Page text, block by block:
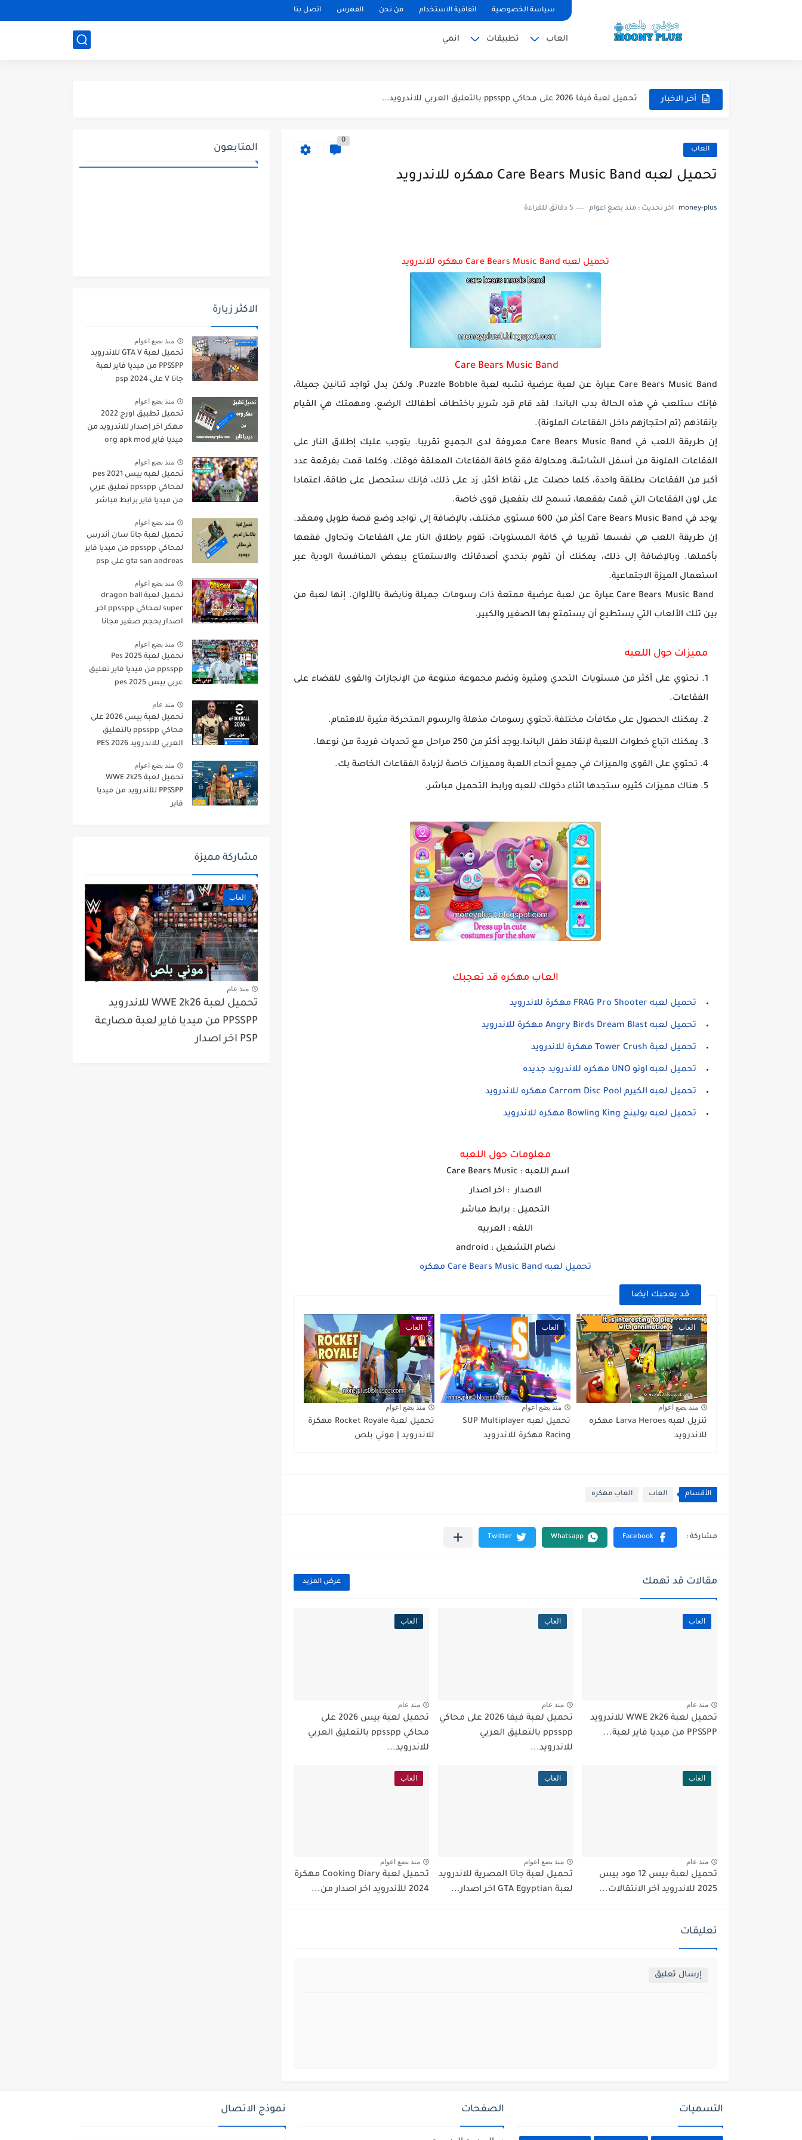
سياسة الخصوصية اتفاقية الاستخدام من نحن الفهرس اتصل بنا
العاب تطبيقات انمي
أخر الاخبار تحميل لعبة فيفا 2026 على محاكي ppsspp بالتعليق العربي للاندرويد...
تحميل لعبة Total Football مهكرة 2025 اخر اصدار للأندرويد لعبة...
تحميل لعبة جاتا GTA 4 IV مهكرة 2025 اخر اصدار...
تحميل لعبة جاتا فايس سيتي مهكرة لعبة GTA Vice City...
العاب
0
تحميل لعبه Care Bears Music Band مهكره للاندرويد
money-plus اخر تحديث : منذ بضع اعوام 5 دقائق للقراءة
تحميل لعبه Care Bears Music Band مهكره للاندرويد
Care Bears Music Band
Care Bears Music Band عبارة عن لعبة عرضية تشبه لعبة Puzzle Bobble. ولكن بدل تواجد تنانين جميلة،
فإنك ستلعب في هذه الحالة بدب الباندا. لقد قام قرد شرير باختطاف أطفالك الرضع، ومهمتك هي القيام
بإنقاذهم (تم احتجازهم داخل الفقاعات الملونة).
إن طريقة اللعب في Care Bears Music Band معروفة لدى الجميع تقريبا. يتوجب عليك إطلاق النار على
الفقاعات الملونة من أسفل الشاشة، ومحاولة فقع كافة الفقاعات المعلقة فوقك. وكلما قمت بفرقعة عدد
أكبر من الفقاعات بطلقة واحدة، كلما حصلت على نقاط أكثر. زد على ذلك، فإنك ستحصل على طاقة، اعتمادا
على لون الفقاعات التي قمت بفقعها، تسمح لك بتفعيل قوى خاصة.
يوجد في Care Bears Music Band أكثر من 600 مستوى مختلف، بالإضافة إلى تواجد وضع قصة طويل ومعقد.
إن طريقة اللعب هي نفسها تقريبا في كافة المستويات: تقوم بإطلاق النار على الفقاعات وتحاول فقعها
بأكملها. وبالإضافة إلى ذلك، يمكنك أن تقوم بتحدي أصدقائك والاستمتاع ببعض المنافسة الودية عبر
استعمال الميزة الاجتماعية.
Care Bears Music Band عبارة عن لعبة عرضية ممتعة ذات رسومات جميلة ونابضة بالألوان. إنها لعبة من
بين تلك الألعاب التي يستطيع أن يستمتع بها الصغير والكبير.
مميزات حول اللعبه
تحتوي على أكثر من مستويات التحدي ومثيرة وتضم مجموعة متنوعة من الإنجازات والقوى للقضاء على
الفقاعات.
يمكنك الحصول على مكافآت مختلفة.تحتوي رسومات مذهلة والرسوم المتحركة مثيرة للاهتمام.
يمكنك اتباع خطوات اللعبة لإنقاذ طفل الباندا.يوجد أكثر من 250 مراحل مع تحديات فريدة من نوعها.
تحتوي على القوى والميزات في جميع أنحاء اللعبة ومميزات خاصة لزيادة الفقاعات الخاصة بك.
هناك مميزات كثيره ستجدها اثناء دخولك للعبه ورابط التحميل مباشر.
العاب مهكره قد تعجبك
تحميل لعبه FRAG Pro Shooter مهكرة للاندرويد
تحميل لعبه Angry Birds Dream Blast مهكرة للاندرويد
تحميل لعبة Tower Crush مهكرة للاندرويد
تحميل لعبه اونو UNO مهكره للاندرويد جديده
تحميل لعبه الكيرم Carrom Disc Pool مهكره للاندرويد
تحميل لعبه بولينج Bowling King مهكره للاندرويد
معلومات حول اللعبه
اسم اللعبه :
Care Bears Music
الاصدار : اخر اصدار
التحميل : برابط مباشر
اللغه : العربيه
نضام التشغيل : android
تحميل لعبه Care Bears Music Band مهكره
قد يعجبك ايضا
العاب
منذ بضع اعوام
تنزيل لعبه Larva Heroes مهكره
للاندرويد
العاب
منذ بضع اعوام
تحميل لعبه SUP Multiplayer
Racing مهكرة للاندرويد
العاب
منذ بضع اعوام
تحميل لعبة Rocket Royale مهكرة
للاندرويد | موني بلص
الأقسام العاب العاب مهكره
مقالات قد تهمك عرض المزيد
العاب
منذ عام
تحميل لعبة WWE 2k26 للاندرويد
PPSSPP من ميديا فاير لعبة...
العاب
منذ عام
تحميل لعبة فيفا 2026 على محاكي
ppsspp بالتعليق العربي
للاندرويد...
العاب
منذ عام
تحميل لعبة بيس 2026 على
محاكي ppsspp بالتعليق العربي
للاندرويد...
العاب
منذ عام
تحميل لعبة بيس 12 مود بيس
2025 للاندرويد آخر الانتقالات...
العاب
منذ بضع اعوام
تحميل لعبة جاتا المصرية للاندرويد
لعبة GTA Egyptian اخر اصدار...
العاب
منذ بضع اعوام
تحميل لعبة Cooking Diary مهكرة
2024 للأندرويد اخر اصدار من...
تعليقات
إرسال تعليق
المتابعون
الاكثر زيارة
منذ بضع اعوام
تحميل لعبة GTA V للاندرويد
PPSSPP من ميديا فاير لعبة
جاتا V على psp 2024
منذ بضع اعوام
تحميل تطبيق اورج 2022
مهكر اخر إصدار للاندرويد من
ميديا فاير org apk mod
منذ بضع اعوام
تحميل لعبه بيس pes 2021
لمحاكي ppsspp تعليق عربي
من ميديا فاير برابط مباشر
ppsspp
منذ بضع اعوام
تحميل لعبة جاتا سان أندرس
لمحاكي ppsspp من ميديا فاير
gta san andreas على psp
منذ بضع اعوام
تحميل لعبة dragon ball
super لمحاكي ppsspp اخر
اصدار بحجم صغير مجانا
psp من ميديا فاير
منذ بضع اعوام
تحميل لعبة Pes 2025
ppsspp من ميديا فاير تعليق
عربي بيس pes 2025
منذ عام
تحميل لعبة بيس 2026 على
محاكي ppsspp بالتعليق
العربي للاندرويد PES 2026
صغير من ميديا فاير
منذ بضع اعوام
تحميل لعبة WWE 2k25
PPSSPP للأندرويد من ميديا
فاير
مشاركة مميزة
العاب
منذ عام
تحميل لعبة WWE 2k26 للاندرويد
PPSSPP من ميديا فاير لعبة مصارعة
PSP اخر اصدار
التسميات الصفحات نموذج الاتصال